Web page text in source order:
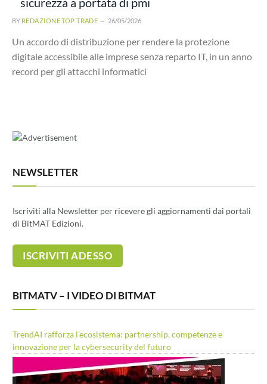
BY REDAZIONE TOP TRADE 26/05/2026
Un accordo di distribuzione per rendere la protezione
digitale accessibile alle imprese senza reparto IT, in un anno
record per gli attacchi informatici
NEWSLETTER
Iscriviti alla Newsletter per ricevere gli aggiornamenti dai portali
di BitMAT Edizioni.
BITMATV – I VIDEO DI BITMAT
TrendAI rafforza l’ecosistema: partnership, competenze e
innovazione per la cybersecurity del futuro